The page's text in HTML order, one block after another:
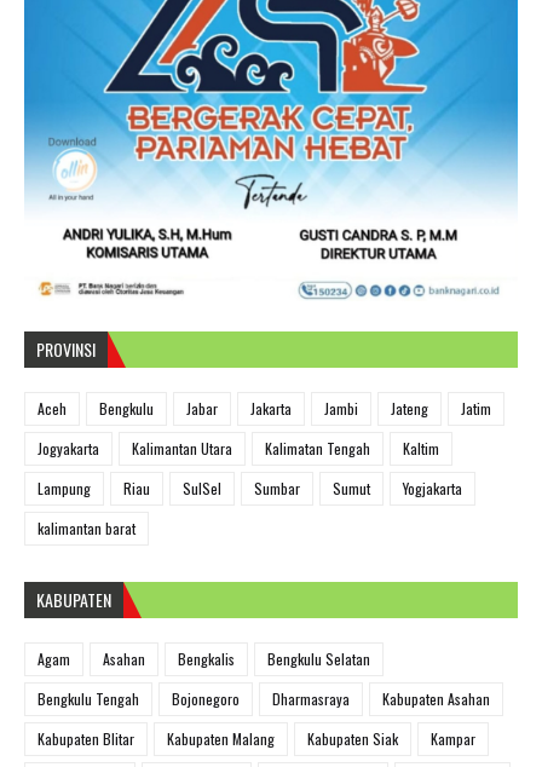
PROVINSI
Aceh Bengkulu Jabar Jakarta Jambi Jateng
Jatim
Jogyakarta
Kalimantan Utara Kalimatan Tengah
Kaltim
Lampung
Riau SulSel Sumbar Sumut
Yogjakarta
kalimantan barat
KABUPATEN
Agam Asahan Bengkalis
Bengkulu Selatan
Bengkulu Tengah
Bojonegoro Dharmasraya
Kabupaten Asahan
Kabupaten Blitar
Kabupaten Malang Kabupaten Siak
Kampar